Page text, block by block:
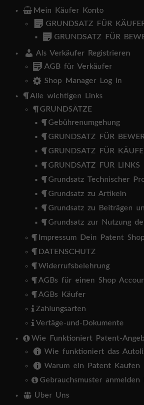
Mein Käufer Konto
GRUNDSATZ FÜR
GRUNDSATZ FÜR
Als Verkäufer Registrieren
AGB für Verkäufer
Shop Manager Log in
Alle wichtigen Links
GRUNDSÄTZE
Gebührenumgehung
GRUNDSATZ FÜR
GRUNDSATZ FÜR
GRUNDSATZ FÜR LINKS
Grundsatz Technischer
Grundsatz zu Artikeln
Grundsatz zu Beiträgen
Grundsatz zur Nutzung
Impressum Dein Patent
DATENSCHUTZ
Widerrufsbelehrung
AGBs für einen Shop
AGBs Käufer
Zahlungsarten
Vertäge-und-Dokumente
Wie Funktioniert Patent-
Wie funktioniert das
Warum ein Patent Kaufen
Gebrauchsmuster
Über Uns